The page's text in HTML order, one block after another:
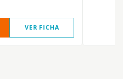
VER FICHA